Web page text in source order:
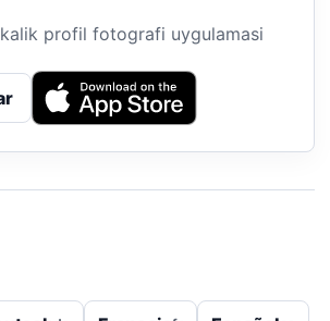
profil fotografi uygulamasi